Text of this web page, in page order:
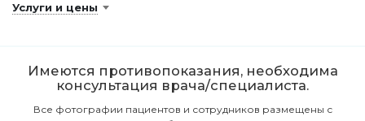
Услуги и цены
Имеются противопоказания, необходима
консультация врача/специалиста.
Все фотографии пациентов и сотрудников размещены с